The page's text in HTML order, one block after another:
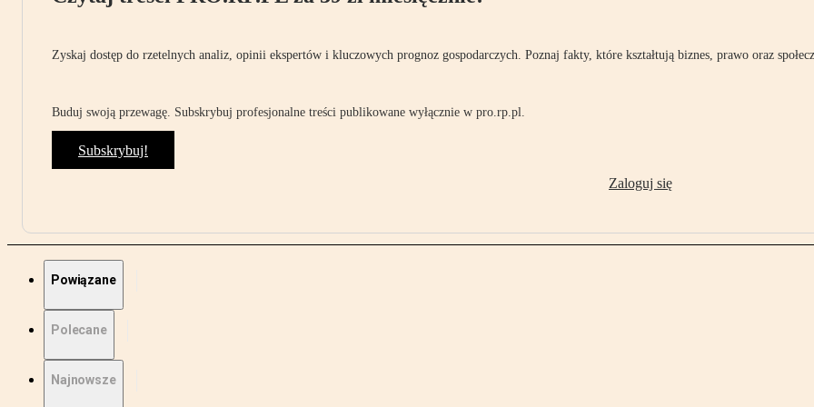
Zyskaj dostęp do rzetelnych analiz, opinii ekspertów i kluczowych prognoz gospodarczych. Poznaj fakty, które kształtują biznes, prawo oraz
Buduj swoją przewagę. Subskrybuj profesjonalne treści publikowane wyłącznie w pro.rp.pl.
Subskrybuj!
Zaloguj się
Powiązane
Polecane
Najnowsze